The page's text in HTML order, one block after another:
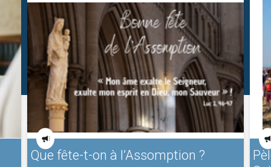
Que fête-t-on à l’Assomption ?